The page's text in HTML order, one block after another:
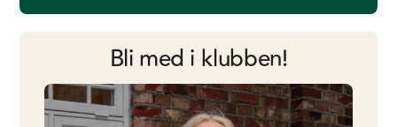
Bli med i klubben!